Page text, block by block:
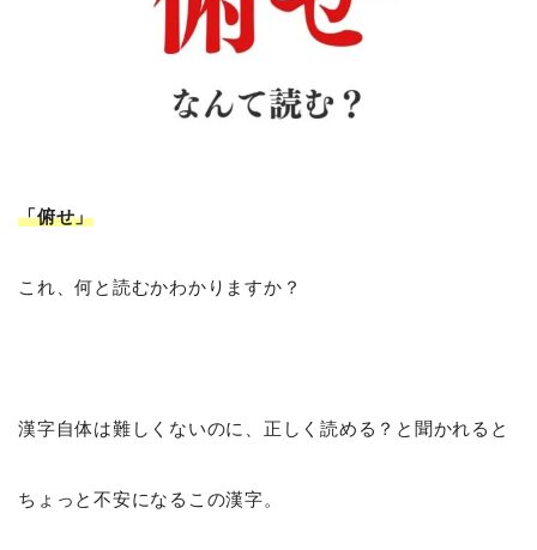
「俯せ」
これ、何と読むかわかりますか？
漢字自体は難しくないのに、正しく読める？と聞かれると
ちょっと不安になるこの漢字。